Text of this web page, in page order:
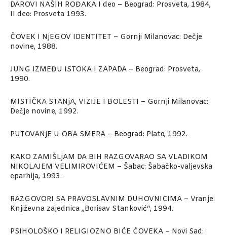
DAROVI NAŠIH ROĐAKA I deo – Beograd: Prosveta, 1984,
II deo: Prosveta 1993.
ČOVEK I NjEGOV IDENTITET – Gornji Milanovac: Dečje
novine, 1988.
JUNG IZMEĐU ISTOKA I ZAPADA – Beograd: Prosveta,
1990.
MISTIČKA STANjA, VIZIJE I BOLESTI – Gornji Milanovac:
Dečje novine, 1992.
PUTOVANjE U OBA SMERA – Beograd: Plato, 1992.
KAKO ZAMIŠLjAM DA BIH RAZGOVARAO SA VLADIKOM
NIKOLAJEM VELIMIROVIĆEM – Šabac: Šabačko-valjevska
eparhija, 1993.
RAZGOVORI SA PRAVOSLAVNIM DUHOVNICIMA – Vranje:
Književna zajednica „Borisav Stanković“, 1994.
PSIHOLOŠKO I RELIGIOZNO BIĆE ČOVEKA – Novi Sad: